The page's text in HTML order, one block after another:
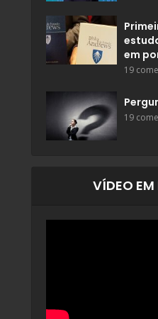
em
19
19
VÍDEO EM